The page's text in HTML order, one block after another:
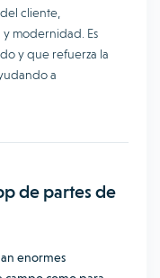
cliente,
modernidad. Es
y que refuerza la
a
de partes de
enormes